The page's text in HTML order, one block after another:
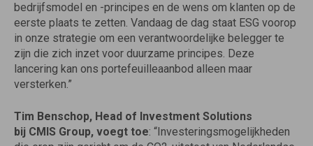
bedrijfsmodel en -principes en de wens om klanten op de
eerste plaats te zetten. Vandaag de dag staat ESG voorop
in onze strategie om een verantwoordelijke belegger te
zijn die zich inzet voor duurzame principes. Deze
lancering kan ons portefeuilleaanbod alleen maar
versterken.”
Tim Benschop, Head of Investment Solutions
bij CMIS Group, voegt toe: “Investeringsmogelijkheden